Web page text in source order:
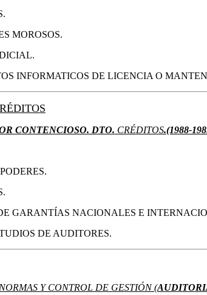
MOROSOS.
INFORMATICOS DE LICENCIA O
CONTENCIOSO. DTO. CRÉDITOS.(1988-
GARANTÍAS NACIONALES E
DE AUDITORES.
Y CONTROL DE GESTIÓN (